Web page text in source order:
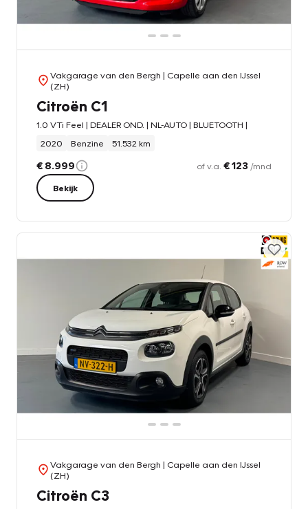
Vakgarage van den Bergh | Capelle aan den IJssel
(ZH)
Citroën C1
1.0 VTi Feel | DEALER OND. | NL-AUTO | BLUETOOTH |
2020
Benzine 51.532 km
€ 8.999 of v.a. € 123 /mnd
Bekijk
Vakgarage van den Bergh | Capelle aan den IJssel
(ZH)
Citroën C3